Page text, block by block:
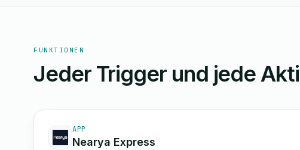
FUNKTIONEN
Jeder Trigger und jede
APP
Nearya Express